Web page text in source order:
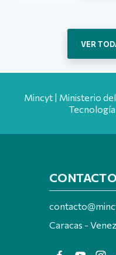
VER
Mincyt | Ministerio
CONTACTO
Caracas -